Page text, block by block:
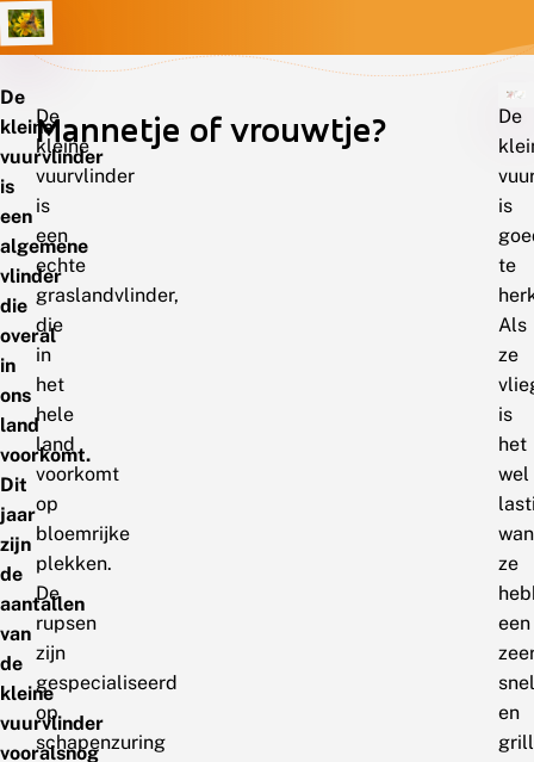
De
kleine
vuurvlinder
is
een
algemene
vlinder
die
overal
in
ons
land
voorkomt.
Dit
jaar
zijn
de
aantallen
van
de
kleine
vuurvlinder
vooralsnog
De
kleine
vuurvlinder
is
een
echte
graslandvlinder,
die
in
het
hele
land
voorkomt
op
bloemrijke
plekken.
De
rupsen
zijn
gespecialiseerd
op
schapenzuring
Mannetje of vrouwtje?
De
is
te
Als
ze
is
het
wel
ze
een
en